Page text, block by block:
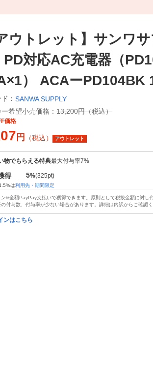
ウトレット】サンワ
PD対応AC充電器（
） ACAーPD104BK
： SANWA SUPPLY
ー希望小売価格： 13,200円（税込）
価格
円 （税込） アウトレット
物でもらえる特典最大付与率7%
得 5%(325pt)
は利用先・期間限定
ン&全額PayPay支払いで獲得できます。原則として税抜金額に対し
の付与数、付与率が少ない場合があります。詳細は内訳からご確認く
ンはこちら